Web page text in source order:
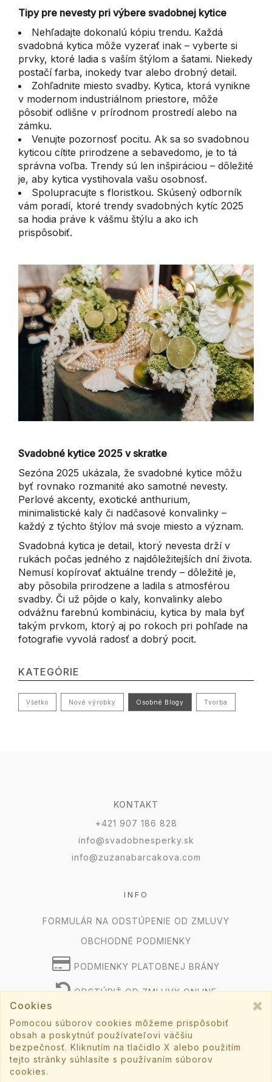
Tipy pre nevesty pri výbere svadobnej kytice
Nehľadajte dokonalú kópiu trendu. Každá
svadobná kytica môže vyzerať inak – vyberte si
prvky, ktoré ladia s vaším štýlom a šatami. Niekedy
postačí farba, inokedy tvar alebo drobný detail.
Zohľadnite miesto svadby. Kytica, ktorá vynikne
v modernom industriálnom priestore, môže
pôsobiť odlišne v prírodnom prostredí alebo na
zámku.
Venujte pozornosť pocitu. Ak sa so svadobnou
kyticou cítite prirodzene a sebavedomo, je to tá
správna voľba. Trendy sú len inšpiráciou – dôležité
je, aby kytica vystihovala vašu osobnosť.
Spolupracujte s floristkou. Skúsený odborník
vám poradí, ktoré trendy svadobných kytíc 2025
sa hodia práve k vášmu štýlu a ako ich
prispôsobiť.
Svadobné kytice 2025 v skratke
Sezóna 2025 ukázala, že svadobné kytice môžu
byť rovnako rozmanité ako samotné nevesty.
Perlové akcenty, exotické anthurium,
minimalistické kaly či nadčasové konvalinky –
každý z týchto štýlov má svoje miesto a význam.
Svadobná kytica je detail, ktorý nevesta drží v
rukách počas jedného z najdôležitejších dní života.
Nemusí kopírovať aktuálne trendy – dôležité je,
aby pôsobila prirodzene a ladila s atmosférou
svadby. Či už pôjde o kaly, konvalinky alebo
odvážnu farebnú kombináciu, kytica by mala byť
takým prvkom, ktorý aj po rokoch pri pohľade na
fotografie vyvolá radosť a dobrý pocit.
KATEGÓRIE
Všetko Nové výrobky Osobné Blogy Tvorba
KONTAKT
+421 907 186 828
info@svadobnesperky.sk
info@zuzanabarcakova.com
INFO
FORMULÁR NA ODSTÚPENIE OD ZMLUVY
OBCHODNÉ PODMIENKY
PODMIENKY PLATOBNEJ BRÁNY
ODSTÚPIŤ OD ZMLUVY ONLINE
©2026 svadobnesperky.sk všetky práva vyhradené.
Vytvorené systémomsashe.sk
Cookies
Pomocou súborov cookies môžeme prispôsobiť
obsah a poskytnúť používateľovi väčšiu
bezpečnosť. Kliknutím na tlačidlo X alebo použitím
tejto stránky súhlasíte s používaním súborov
cookies.